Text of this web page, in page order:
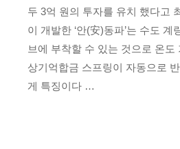
두 3억 원의 투자를 유치 했다고
이 개발한 ‘안(安)동파’는 수도 계
브에 부착할 수 있는 것으로 온도
상기억합금 스프링이 자동으로
게 특징이다 …